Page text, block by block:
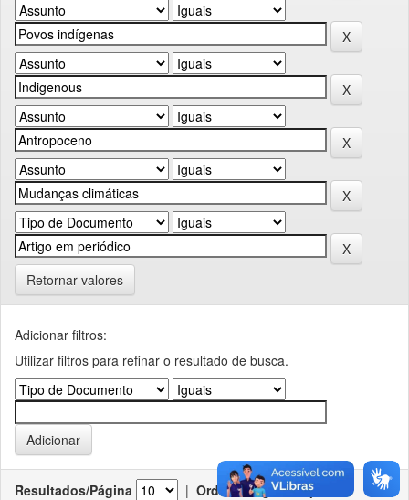
Retornar valores
Adicionar filtros:
Utilizar filtros para refinar o resultado de busca.
Resultados/Página | Ordenar registros por